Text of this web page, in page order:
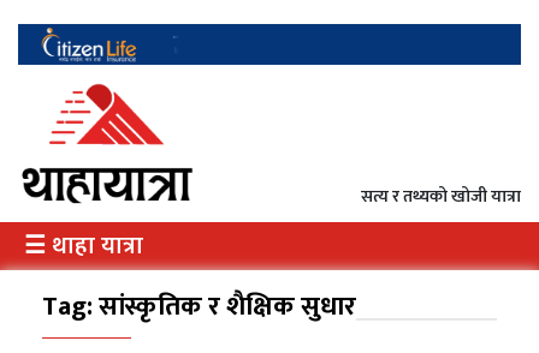
सत्य र तथ्यको खोजी यात्रा
☰ थाहा यात्रा
राजनीति
अर्थ
उत्पादन
दृष्टिकोण
Tag:सांस्कृतिक र शैक्षिक सुधार